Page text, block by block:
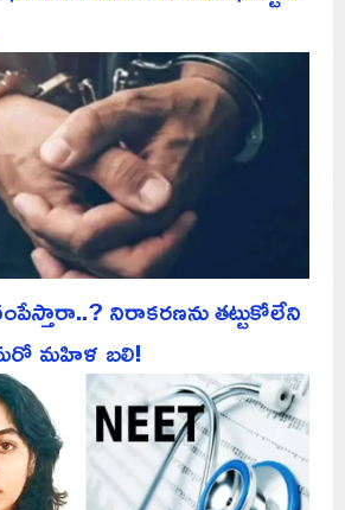
నిరాకరణను తట్టుకోలేని
మహిళ బలి!